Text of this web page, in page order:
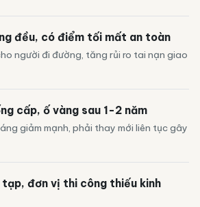
đều, có điểm tối mất an toàn
người đi đường, tăng rủi ro tai nạn giao
cấp, ố vàng sau 1-2 năm
giảm mạnh, phải thay mới liên tục gây
đơn vị thi công thiếu kinh